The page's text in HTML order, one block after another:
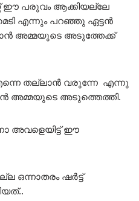
ഈ പരുവം ആക്കിയല്ലേ
എന്നും പറഞ്ഞു ഏട്ടൻ
അമ്മയുടെ അടുത്തേക്ക്
തല്ലാൻ വരുന്നേ എന്നു
അമ്മയുടെ അടുത്തെത്തി.
അവളെയിട്ട് ഈ
ഒന്നാതരം ഷർട്ട്‌